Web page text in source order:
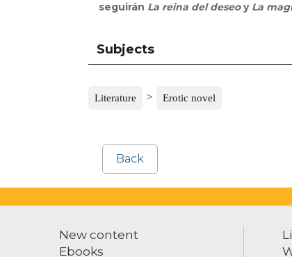
seguirán La reina del deseoy La
Subjects
Literature > Erotic novel
Back
New content
Ebooks